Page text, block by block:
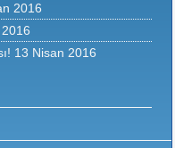
2016
13 Nisan 2016